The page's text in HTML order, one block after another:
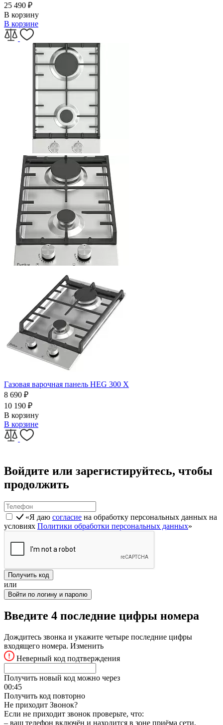
25 490 ₽
В корзину
В корзине
Газовая варочная панель HEG 300 X
8 690 ₽
10 190 ₽
В корзину
В корзине
Войдите или зарегистируйтесь, чтобы
продолжить
«Я даю согласие на обработку персональных данных на
условиях Политики обработки персональных данных»
Получить код
или
Войти по логину и паролю
Введите 4 последние цифры номера
Дождитесь звонка и укажите четыре последние цифры
входящего номера. Изменить
Неверный код подтверждения
Получить новый код можно через
00:45
Получить код повторно
Не приходит Звонок?
Если не приходит звонок проверьте, что:
– ваш телефон включён и находится в зоне приёма сети,